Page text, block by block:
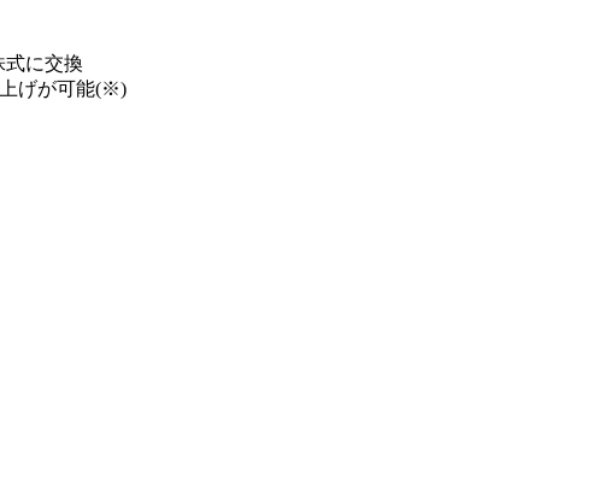
式に交換
上げが可能(※)